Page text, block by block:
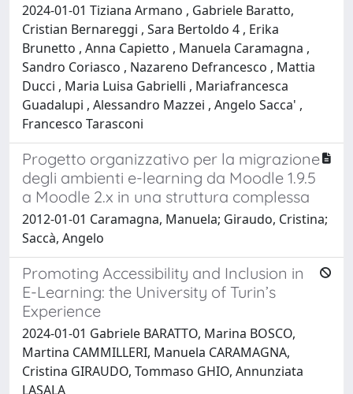
2024-01-01 Tiziana Armano , Gabriele Baratto,
Cristian Bernareggi , Sara Bertoldo 4 , Erika
Brunetto , Anna Capietto , Manuela Caramagna ,
Sandro Coriasco , Nazareno Defrancesco , Mattia
Ducci , Maria Luisa Gabrielli , Mariafrancesca
Guadalupi , Alessandro Mazzei , Angelo Sacca' ,
Francesco Tarasconi
Progetto organizzativo per la migrazione
degli ambienti e-learning da Moodle 1.9.5
a Moodle 2.x in una struttura complessa
2012-01-01 Caramagna, Manuela; Giraudo, Cristina;
Saccà, Angelo
Promoting Accessibility and Inclusion in
E-Learning: the University of Turin’s
Experience
2024-01-01 Gabriele BARATTO, Marina BOSCO,
Martina CAMMILLERI, Manuela CARAMAGNA,
Cristina GIRAUDO, Tommaso GHIO, Annunziata
LASALA